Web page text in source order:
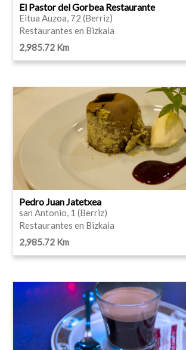
El Pastor del Gorbea Restaurante
Eitua Auzoa, 72 (Berriz)
Restaurantes en Bizkaia
2,985.72 Km
Pedro Juan Jatetxea
san Antonio, 1 (Berriz)
Restaurantes en Bizkaia
2,985.72 Km